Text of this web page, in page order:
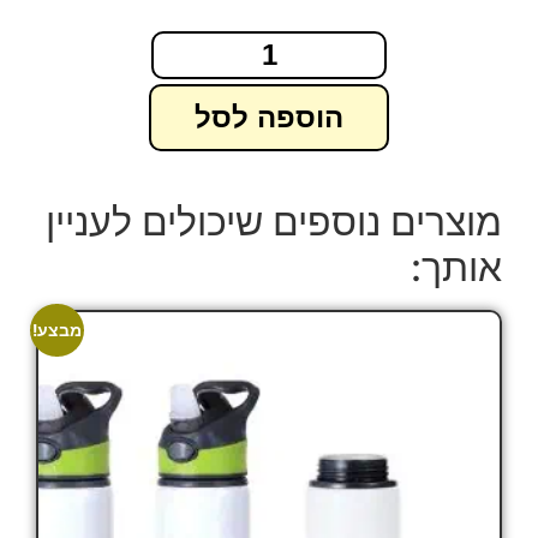
הוספה לסל
מוצרים נוספים שיכולים לעניין
אותך:
מבצע!